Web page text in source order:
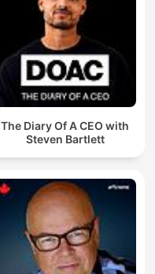
The Diary Of A CEO with
Steven Bartlett